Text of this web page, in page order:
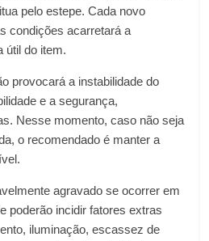
pelo estepe. Cada novo
condições acarretará a
útil do item.
provocará a instabilidade do
e a segurança,
Nesse momento, caso não seja
o recomendado é manter a
agravado se ocorrer em
poderão incidir fatores extras
iluminação, escassez de